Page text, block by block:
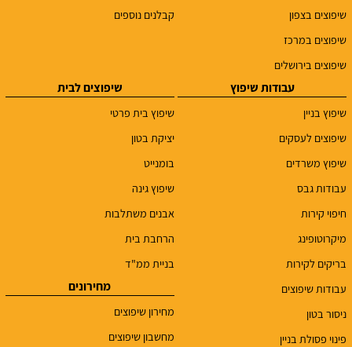
שיפוצים בצפון
שיפוצים במרכז
שיפוצים בירושלים
קבלנים נוספים
עבודות שיפוץ
שיפוץ בניין
שיפוצים לעסקים
שיפוץ משרדים
עבודות גבס
חיפוי קירות
מיקרוטופינג
בריקים לקירות
עבודות שיפוצים
ניסור בטון
פינוי פסולת בניין
שיפוצים לבית
שיפוץ בית פרטי
יציקת בטון
בומנייט
שיפוץ גינה
אבנים משתלבות
הרחבת בית
בניית ממ"ד
מחירונים
מחירון שיפוצים
מחשבון שיפוצים